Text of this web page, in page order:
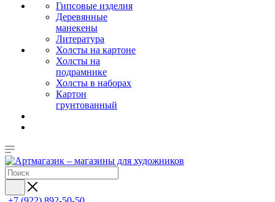
Гипсовые изделия
Деревянные
манекены
Литература
Холсты на картоне
Холсты на
подрамнике
Холсты в наборах
Картон
грунтованный